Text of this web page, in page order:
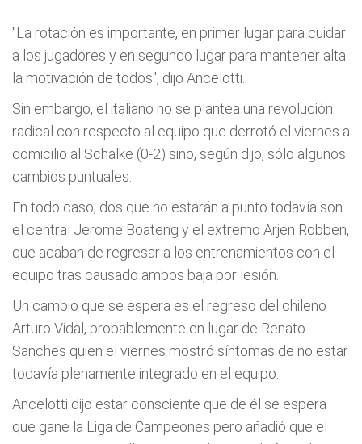
"La rotación es importante, en primer lugar para cuidar
a los jugadores y en segundo lugar para mantener alta
la motivación de todos", dijo Ancelotti.
Sin embargo, el italiano no se plantea una revolución
radical con respecto al equipo que derrotó el viernes a
domicilio al Schalke (0-2) sino, según dijo, sólo algunos
cambios puntuales.
En todo caso, dos que no estarán a punto todavía son
el central Jerome Boateng y el extremo Arjen Robben,
que acaban de regresar a los entrenamientos con el
equipo tras causado ambos baja por lesión.
Un cambio que se espera es el regreso del chileno
Arturo Vidal, probablemente en lugar de Renato
Sanches quien el viernes mostró síntomas de no estar
todavía plenamente integrado en el equipo.
Ancelotti dijo estar consciente que de él se espera
que gane la Liga de Campeones pero añadió que el